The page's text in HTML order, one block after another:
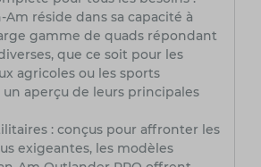
Am réside dans sa capacité à
gamme de quads répondant
que ce soit pour les
agricoles ou les sports
un aperçu de leurs principales
: conçus pour affronter les
exigeantes, les modèles